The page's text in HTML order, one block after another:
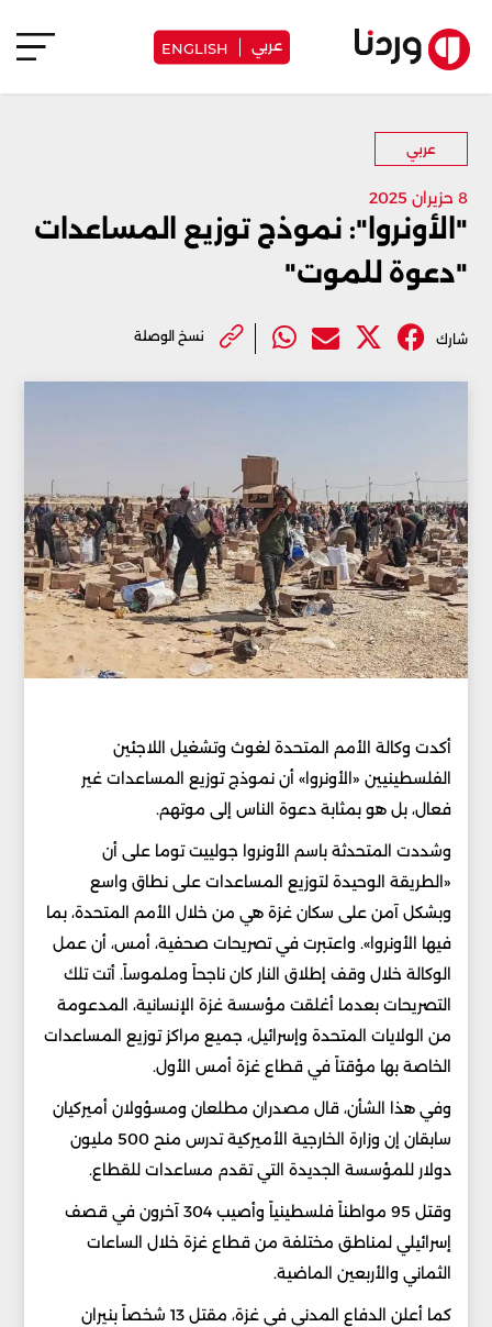
عربي ENGLISH
عربي
8 حزيران 2025
‏"الأونروا": نموذج توزيع المساعدات
"دعوة للموت"‏
شارك نسخ الوصلة
أكدت وكالة الأمم المتحدة لغوث وتشغيل اللاجئين
الفلسطينيين «الأونروا» أن نموذج توزيع المساعدات غير
فعال، بل هو بمثابة دعوة الناس إلى موتهم.
وشددت المتحدثة باسم الأونروا جولييت توما على أن
«الطريقة الوحيدة لتوزيع المساعدات على نطاق واسع
وبشكل آمن على سكان غزة هي من خلال الأمم المتحدة، بما
فيها الأونروا». واعتبرت في تصريحات صحفية، أمس، أن عمل
الوكالة خلال وقف إطلاق النار كان ناجحاً وملموساً. أتت تلك
التصريحات بعدما أغلقت مؤسسة غزة الإنسانية، المدعومة
من الولايات المتحدة وإسرائيل، جميع مراكز توزيع المساعدات
الخاصة بها مؤقتاً في قطاع غزة أمس الأول.
وفي هذا الشأن، قال مصدران مطلعان ومسؤولان أميركيان
سابقان إن وزارة الخارجية الأميركية تدرس منح 500 مليون
دولار للمؤسسة الجديدة التي تقدم مساعدات للقطاع.
وقتل 95 مواطناً فلسطينياً وأصيب 304 آخرون في قصف
إسرائيلي لمناطق مختلفة من قطاع غزة خلال الساعات
الثماني والأربعين الماضية.
كما أعلن الدفاع المدني في غزة، مقتل 13 شخصاً بنيران